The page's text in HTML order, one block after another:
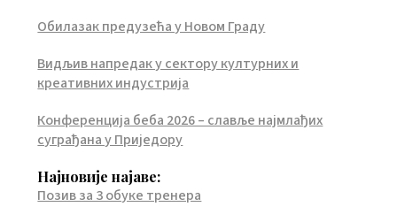
Обилазак предузећа у Новом Граду
Видљив напредак у сектору културних и
креативних индустрија
Конференција беба 2026 – славље најмлађих
суграђана у Приједору
Најновије најаве:
Позив за 3 обуке тренера